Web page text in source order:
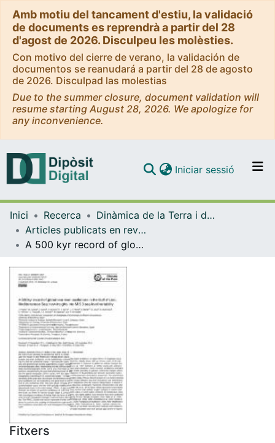
Amb motiu del tancament d'estiu, la validació
de documents es reprendrà a partir del 28
d'agost de 2026. Disculpeu les molèsties.
Con motivo del cierre de verano, la validación de
documentos se reanudará a partir del 28 de agosto
de 2026. Disculpad las molestias
Due to the summer closure, document validation will
resume starting August 28, 2026. We apologize for
any inconvenience.
Navega per tot el DD
Iniciar sessió (current)
Inici Recerca
Dinàmica de la Terra i de l'Oceà
Articles publicats en revistes (Dinàmica de la Terra i l'Oceà)
A 500 kyr record of global sea level oscillations in the Gulf of Lion, Mediterranean Sea: new insights into MIS 3 sea level variability
Fitxers